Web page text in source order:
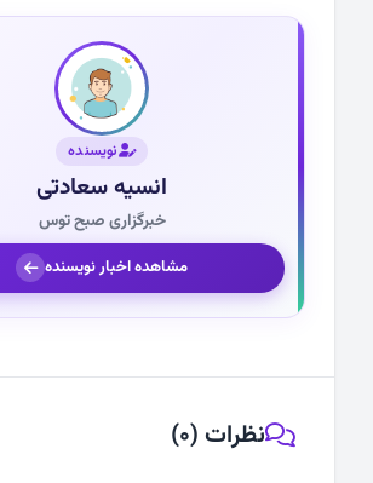
نویسنده
انسیه سعادتی
خبرگزاری صبح توس
مشاهده اخبار نویسنده
نظرات (0)